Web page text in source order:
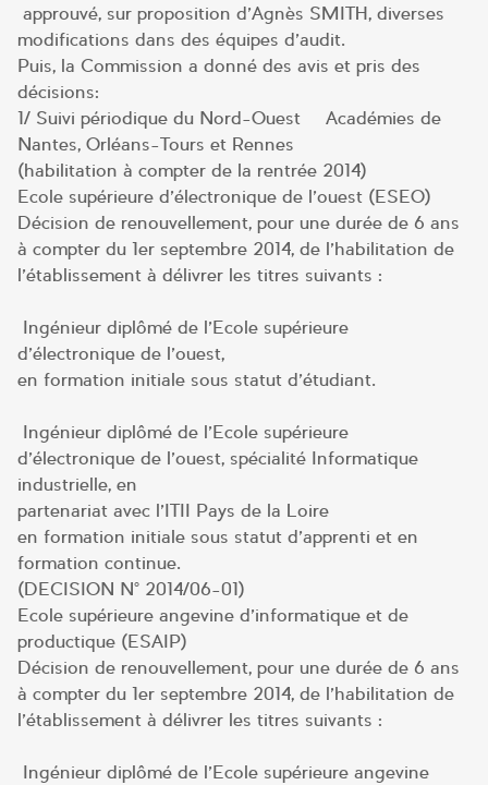
approuvé, sur proposition d’Agnès SMITH, diverses
modifications dans des équipes d’audit.
Puis, la Commission a donné des avis et pris des
décisions:
1/ Suivi périodique du Nord-Ouest – Académies de
Nantes, Orléans-Tours et Rennes
(habilitation à compter de la rentrée 2014)
Ecole supérieure d’électronique de l’ouest (ESEO)
Décision de renouvellement, pour une durée de 6 ans
à compter du 1er septembre 2014, de l’habilitation de
l’établissement à délivrer les titres suivants :
Ingénieur diplômé de l’Ecole supérieure
d’électronique de l’ouest,
en formation initiale sous statut d’étudiant.
Ingénieur diplômé de l’Ecole supérieure
d’électronique de l’ouest, spécialité Informatique
industrielle, en
partenariat avec l’ITII Pays de la Loire
en formation initiale sous statut d’apprenti et en
formation continue.
(DECISION N° 2014/06-01)
Ecole supérieure angevine d’informatique et de
productique (ESAIP)
Décision de renouvellement, pour une durée de 6 ans
à compter du 1er septembre 2014, de l’habilitation de
l’établissement à délivrer les titres suivants :
Ingénieur diplômé de l’Ecole supérieure angevine